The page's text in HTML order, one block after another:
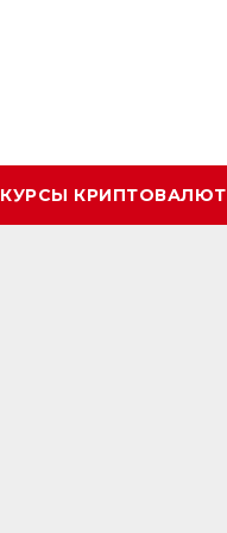
КУРСЫ КРИПТОВАЛЮТ